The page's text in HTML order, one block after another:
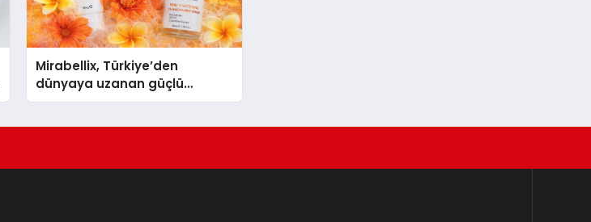
Mirabellix, Türkiye’den
dünyaya uzanan güçlü
büyümesini sürdürüyor